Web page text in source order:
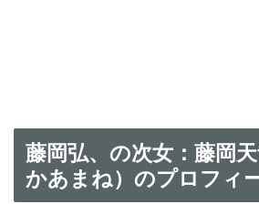
藤岡弘、の次女：藤岡
かあまね）のプロフィ